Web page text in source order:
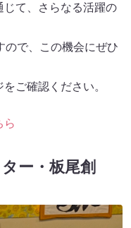
て、さらなる活躍の
ので、この機会にぜひ
ご確認ください。
ら
ー・板尾創